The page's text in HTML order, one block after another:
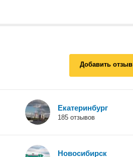
Добавить отзыв
Екатеринбург
185 отзывов
Новосибирск